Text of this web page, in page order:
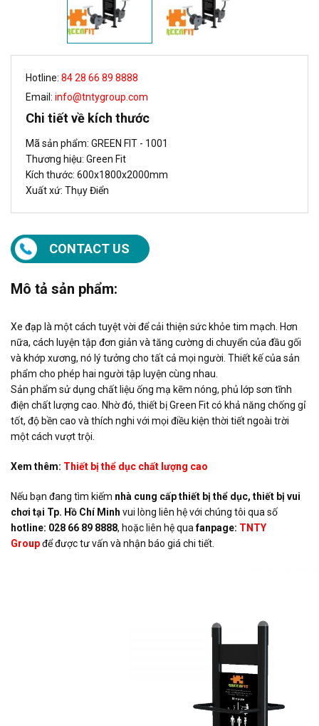
Hotline: 84 28 66 89 8888
Email: info@tntygroup.com
Chi tiết về kích thước
Mã sản phẩm: GREEN FIT - 1001
Thương hiệu: Green Fit
Kích thước: 600x1800x2000mm
Xuất xứ: Thụy Điển
CONTACT US
Mô tả sản phẩm:
Xe đạp là một cách tuyệt vời để cải thiện sức khỏe tim mạch. Hơn
nữa, cách luyện tập đơn giản và tăng cường di chuyển của đầu gối
và khớp xương, nó lý tưởng cho tất cả mọi người. Thiết kế của sản
phẩm cho phép hai người tập luyện cùng nhau.
Sản phẩm sử dụng chất liệu ống mạ kẽm nóng, phủ lớp sơn tĩnh
điện chất lượng cao. Nhờ đó, thiết bị Green Fit có khả năng chống gỉ
tốt, độ bền cao và thích nghi với mọi điều kiện thời tiết ngoài trời
một cách vượt trội.
Xem thêm: Thiết bị thể dục chất lượng cao
Nếu bạn đang tìm kiếm nhà cung cấp thiết bị thể dục, thiết bị vui
chơi tại Tp. Hồ Chí Minh vui lòng liên hệ với chúng tôi qua số
hotline: 028 66 89 8888, hoặc liên hệ quafanpage: TNTY
Groupđể được tư vấn và nhận báo giá chi tiết.